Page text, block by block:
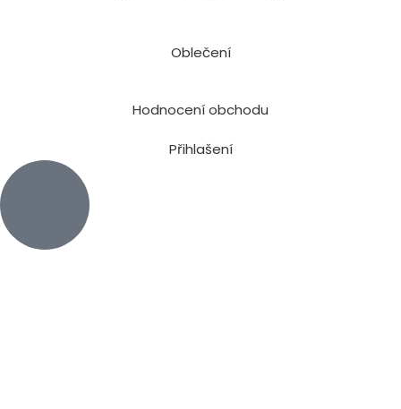
Oblečení
Hodnocení obchodu
Přihlašení